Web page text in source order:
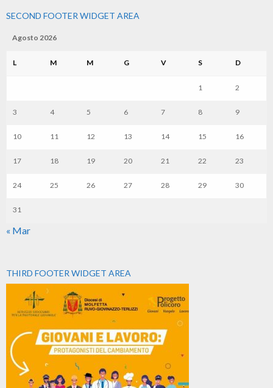
SECOND FOOTER WIDGET AREA
Agosto 2026
L M M G V S D
1 2
3 4 5 6 7 8 9
10 11 12 13 14 15 16
17 18 19 20 21 22 23
24 25 26 27 28 29 30
31
« Mar
THIRD FOOTER WIDGET AREA